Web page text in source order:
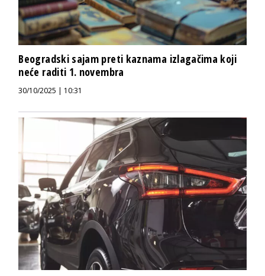
Beogradski sajam preti kaznama izlagačima koji
neće raditi 1. novembra
30/10/2025 | 10:31